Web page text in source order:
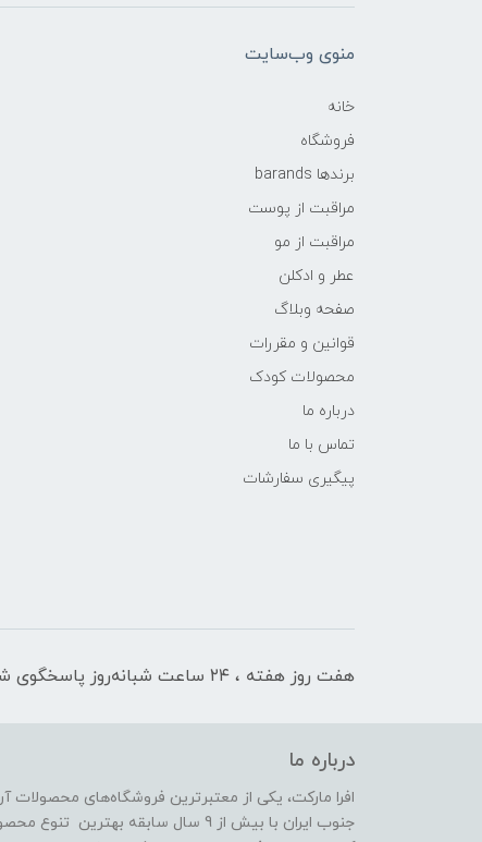
منوی وب‌سایت
خانه
فروشگاه
برندها barands
مراقبت از پوست
مراقبت از مو
عطر و ادکلن
صفحه وبلاگ
قوانین و مقررات
محصولات کودک
درباره ما
تماس با ما
پیگیری سفارشات
هفت روز هفته ، ۲۴ ساعت شبانه‌روز پاسخگوی شما هستیم
درباره ما
افرا مارکت، یکی از معتبرترین فروشگاه‌های محصولات
جنوب ایران با بیش از 9 سال سابقه